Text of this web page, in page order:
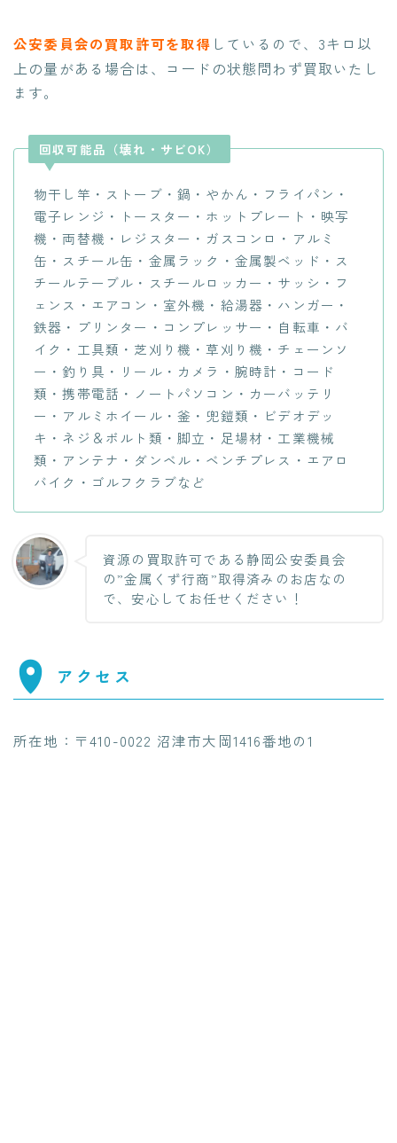
公安委員会の買取許可を取得 しているので、 3キロ以
上の量がある場合は、コードの状態問わず買取いたし
ます。
回収可能品（壊れ・サビOK）
物干し竿・ストーブ・鍋・やかん・フライパン・
電子レンジ・トースター・ホットプレート・映写
機・両替機・レジスター・ガスコンロ・アルミ
缶・スチール缶・金属ラック・金属製ベッド・ス
チールテーブル・スチールロッカー・サッシ・フ
ェンス・エアコン・室外機・給湯器・ハンガー・
鉄器・プリンター・コンプレッサー・自転車・バ
イク・工具類・芝刈り機・草刈り機・チェーンソ
ー・釣り具・リール・カメラ・腕時計・コード
類・携帯電話・ノートパソコン・カーバッテリ
ー・アルミホイール・釜・兜鎧類・ビデオデッ
キ・ネジ＆ボルト類・脚立・足場材・工業機械
類・アンテナ・ダンベル・ベンチプレス・エアロ
バイク・ゴルフクラブなど
資源の買取許可である静岡公安委員会
の”金属くず行商”取得済みのお店なの
で、安心してお任せください！
アクセス
所在地：〒410-0022 沼津市大岡1416番地の1